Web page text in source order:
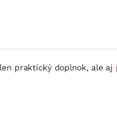
praktický doplnok, ale aj